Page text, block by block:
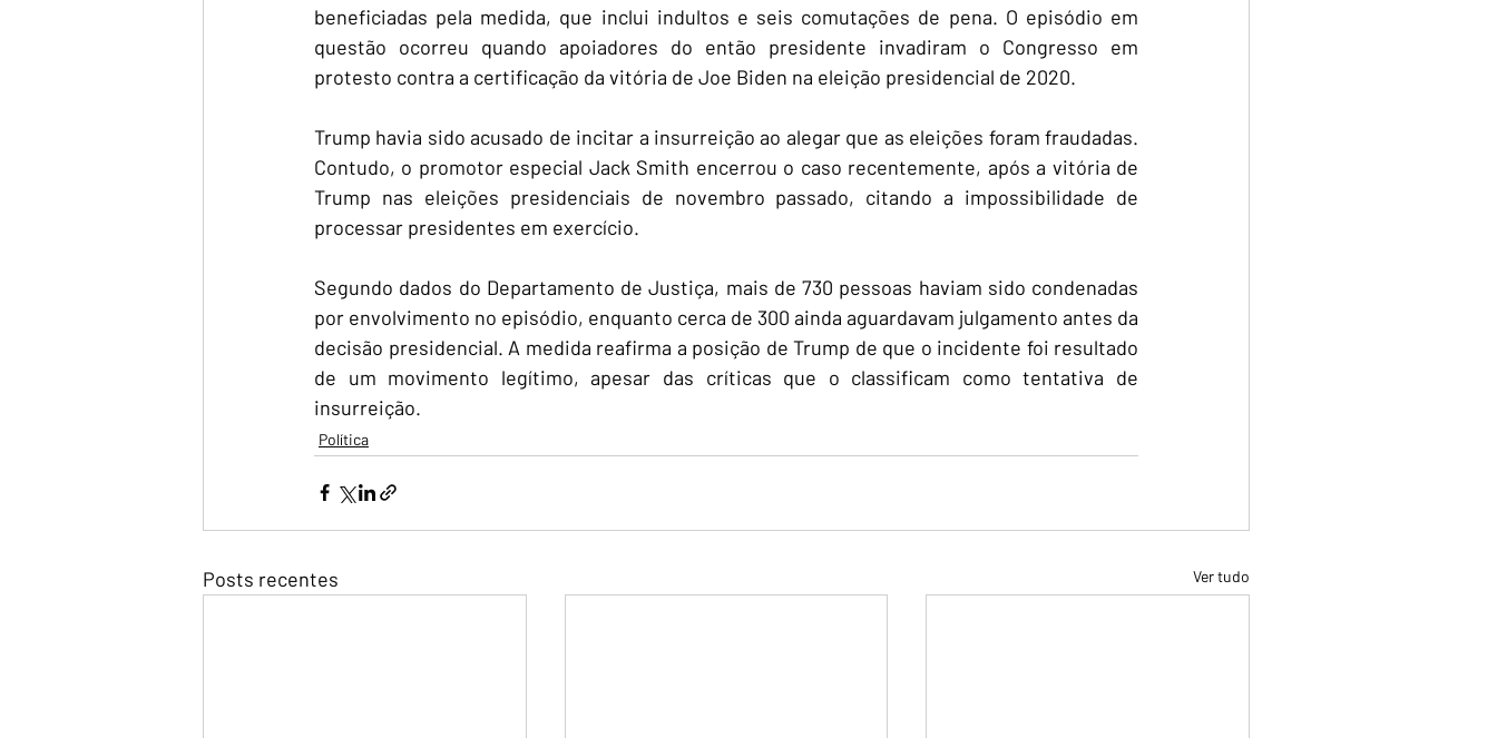
beneficiadas pela medida, que inclui indultos e seis comutações de pena. O episódio em
questão ocorreu quando apoiadores do então presidente invadiram o Congresso em
protesto contra a certificação da vitória de Joe Biden na eleição presidencial de 2020.
Trump havia sido acusado de incitar a insurreição ao alegar que as eleições foram fraudadas.
Contudo, o promotor especial Jack Smith encerrou o caso recentemente, após a vitória de
Trump nas eleições presidenciais de novembro passado, citando a impossibilidade de
processar presidentes em exercício.
Segundo dados do Departamento de Justiça, mais de 730 pessoas haviam sido condenadas
por envolvimento no episódio, enquanto cerca de 300 ainda aguardavam julgamento antes da
decisão presidencial. A medida reafirma a posição de Trump de que o incidente foi resultado
de um movimento legítimo, apesar das críticas que o classificam como tentativa de
insurreição.
Política
Posts recentes Ver tudo